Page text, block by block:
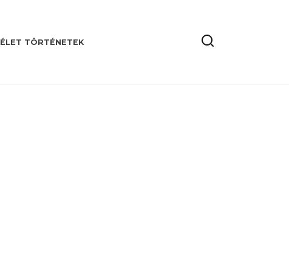
ÉLET TÖRTÉNETEK